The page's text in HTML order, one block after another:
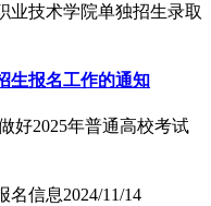
业技术学院单独招生录取
生报名工作的通知
好2025年普通高校考试
名信息2024/11/14